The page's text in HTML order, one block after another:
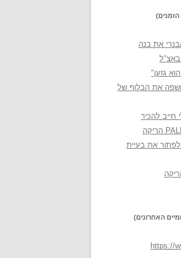
את בנה
באצ"ל
גזען"
את הבלוף של
להכיר
את בעיית
האחרונים)
https://